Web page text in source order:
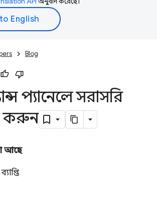
Blog
প্যানেলে সরাসরি
করুন
আছে